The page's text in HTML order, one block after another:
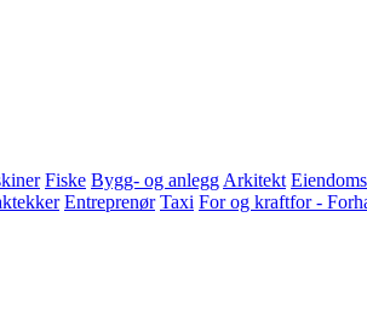
Fiske Bygg- og anlegg Arkitekt
Entreprenør Taxi For og kraftfor -